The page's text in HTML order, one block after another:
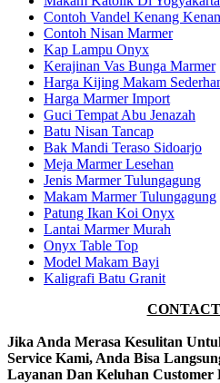
Contoh Vandel Kenang
Contoh Nisan Marmer
Kap Lampu Onyx
Kerajinan Vas Bunga Marmer
Harga Kijing Makam
Harga Marmer Import
Guci Tempat Abu Jenazah
Batu Nisan Tancap
Bak Mandi Teraso Sidoarjo
Meja Marmer Lesehan
Jenis Marmer Tulungagung
Makam Marmer Tulungagung
Patung Ikan Koi Onyx
Lantai Marmer Murah
Onyx Table Top
Model Makam Bayi
Kaligrafi Batu Granit
Jika Anda Merasa Kesulitan
Service Kami, Anda Bisa
Layanan Dan Keluhan